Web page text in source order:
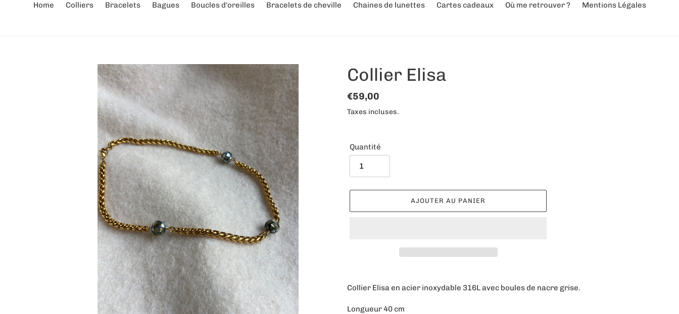
Home Colliers Bracelets Bagues Boucles d'oreilles Bracelets de cheville Chaines de lunettes Cartes cadeaux Où me retrouver ? Mentions Légales
Collier Elisa
Prix
normal
€59,00
Taxes incluses.
Quantité
AJOUTER AU PANIER
d'un
à
Collier Elisa en acier inoxydable 316L avec boules de nacre grise.
Longueur 40 cm